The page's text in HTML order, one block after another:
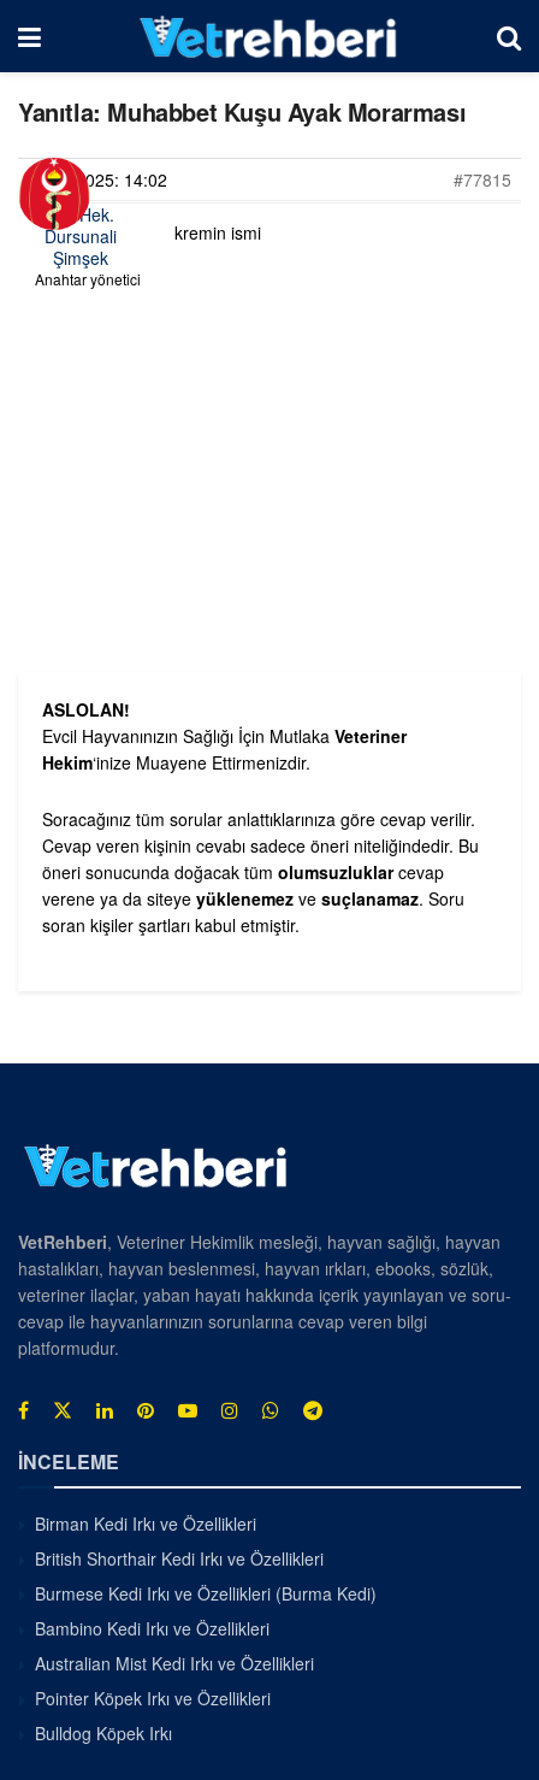
Yanıtla: Muhabbet Kuşu Ayak Morarması
22/02/2025: 14:02
#77815
Vet. Hek.
Dursunali
Şimşek
Anahtar yönetici
kremin ismi
ASLOLAN!
Evcil Hayvanınızın Sağlığı İçin Mutlaka Veteriner
Hekim‘inize Muayene Ettirmenizdir.
Soracağınız tüm sorular anlattıklarınıza göre cevap verilir.
Cevap veren kişinin cevabı sadece öneri niteliğindedir. Bu
öneri sonucunda doğacak tüm olumsuzluklarcevap
verene ya da siteye yüklenemez ve suçlanamaz. Soru
soran kişiler şartları kabul etmiştir.
VetRehberi, Veteriner Hekimlik mesleği, hayvan sağlığı, hayvan
hastalıkları, hayvan beslenmesi, hayvan ırkları, ebooks, sözlük,
veteriner ilaçlar, yaban hayatı hakkında içerik yayınlayan ve soru-
cevap ile hayvanlarınızın sorunlarına cevap veren bilgi
platformudur.
İNCELEME
Birman Kedi Irkı ve Özellikleri
British Shorthair Kedi Irkı ve Özellikleri
Burmese Kedi Irkı ve Özellikleri (Burma Kedi)
Bambino Kedi Irkı ve Özellikleri
Australian Mist Kedi Irkı ve Özellikleri
Pointer Köpek Irkı ve Özellikleri
Bulldog Köpek Irkı